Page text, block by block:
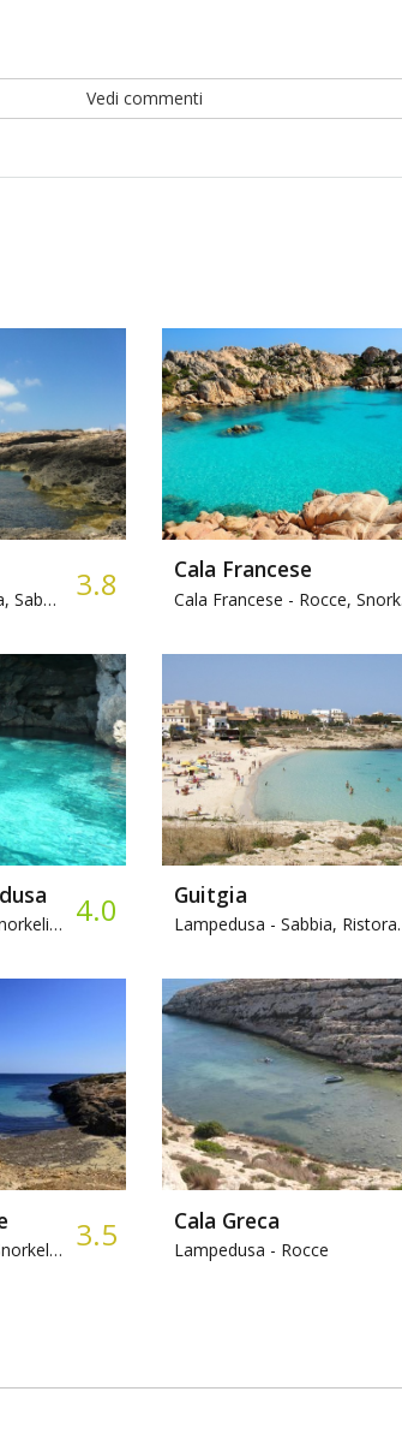
Vedi commenti
3.8 Cala Francese
Cala Francese - Rocce, Snorkeling
4.0 Guitgia
Lampedusa - Sabbia, Ristorante
3.5 Cala Greca
Lampedusa - Rocce